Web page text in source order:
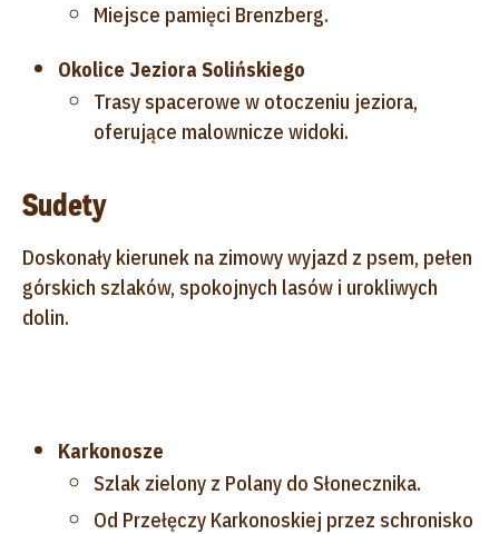
Miejsce pamięci Brenzberg.
Okolice Jeziora Solińskiego
Trasy spacerowe w otoczeniu jeziora,
oferujące malownicze widoki.
Sudety
Doskonały kierunek na zimowy wyjazd z psem, pełen
górskich szlaków, spokojnych lasów i urokliwych
dolin.
Karkonosze
Szlak zielony z Polany do Słonecznika.
Od Przełęczy Karkonoskiej przez schronisko